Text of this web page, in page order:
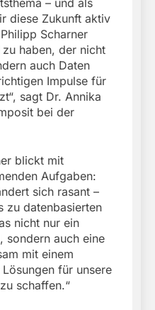
– und als
diese Zukunft aktiv
Scharner
haben, der nicht
auch Daten
Impulse für
sagt Dr. Annika
bei der
blickt mit
Aufgaben:
sich rasant –
zu datenbasierten
nicht nur ein
sondern auch eine
mit einem
für unsere
schaffen.“